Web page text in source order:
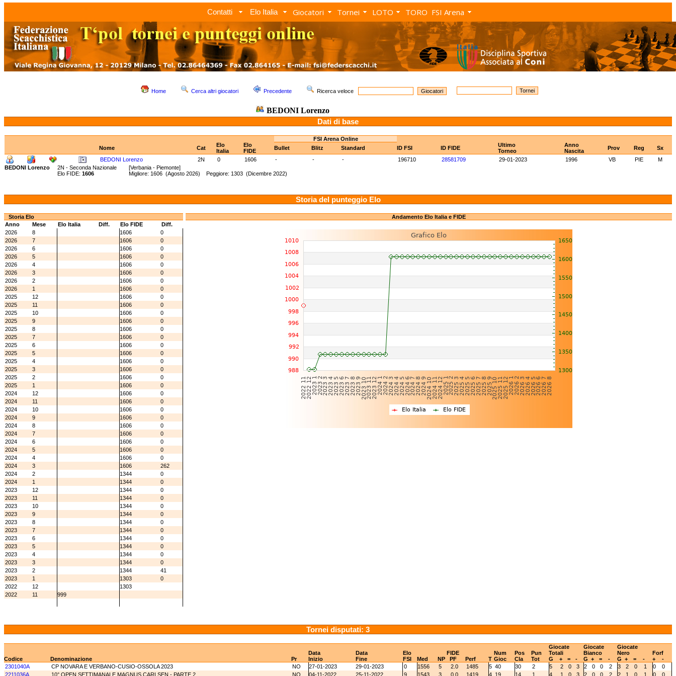
Contatti Elo Italia Giocatori Tornei LOTO TORO FSI Arena
Home Cerca altri giocatori Precedente Ricerca veloce
BEDONI Lorenzo
Dati di base
FSI Arena Online
Nome
Cat
Elo
Italia
Elo
FIDE
Bullet Blitz Standard ID FSI ID FIDE
Ultimo
Torneo
Anno
Nascita
Prov Reg
Sx
BEDONI Lorenzo
2N 0 1606 - - - 196710 28581709 29-01-2023 1996 VB PIE
M
BEDONI Lorenzo
2N - Seconda Nazionale [Verbania - Piemonte]
Elo FIDE: 1606 Migliore: 1606 (Agosto 2026) Peggiore: 1303 (Dicembre 2022)
Storia del punteggio Elo
Storia Elo
Anno
Mese Elo Italia Diff. Elo FIDE
Diff.
2026
8 1606
0
2026
7 1606
0
2026
6 1606
0
2026
5 1606
0
2026
4 1606
0
2026
3 1606
0
2026
2 1606
0
2026
1 1606
0
2025
12 1606
0
2025
11 1606
0
2025
10 1606
0
2025
9 1606
0
2025
8 1606
0
2025
7 1606
0
2025
6 1606
0
2025
5 1606
0
2025
4 1606
0
2025
3 1606
0
2025
2 1606
0
2025
1 1606
0
2024
12 1606
0
2024
11 1606
0
2024
10 1606
0
2024
9 1606
0
2024
8 1606
0
2024
7 1606
0
2024
6 1606
0
2024
5 1606
0
2024
4 1606
0
2024
3 1606
262
2024
2 1344
0
2024
1 1344
0
2023
12 1344
0
2023
11 1344
0
2023
10 1344
0
2023
9 1344
0
2023
8 1344
0
2023
7 1344
0
2023
6 1344
0
2023
5 1344
0
2023
4 1344
0
2023
3 1344
0
2023
2 1344
41
2023
1 1303
0
2022
12
1303
2022
11 999
Andamento Elo Italia e FIDE
Tornei disputati: 3
Data Data Elo FIDE Num Pos Pun
Giocate
Totali
Giocate
Bianco
Giocate
Nero
Forf
Codice
Denominazione Pr Inizio Fine FSI Med NP PF Perf T Gioc Cla Tot G + = - G + = - G + = - +
-
2301040A
CP NOVARA E VERBANO-CUSIO-OSSOLA 2023 NO 27-01-2023 29-01-2023 0 1556 5 2.0 1485 5 40 30 2 5 2 0 3 2 0 0 2 3 2 0 1 0
0
2211036A
10° OPEN SETTIMANALE MAGNUS CARLSEN - PARTE 2 NO 04-11-2022 25-11-2022 9 1543 3 0.0 1419 4 19 14 1 4 1 0 3 2 0 0 2 2 1 0 1 0 0